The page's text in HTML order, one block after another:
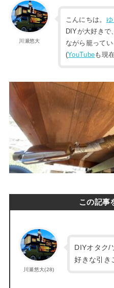
川瀬悠大
こんにちは。
DIYが大好きで
ながら籠ってい
(YouTubeも現
この記事
川瀬悠大(28)
DIYオタク/
好きな引き